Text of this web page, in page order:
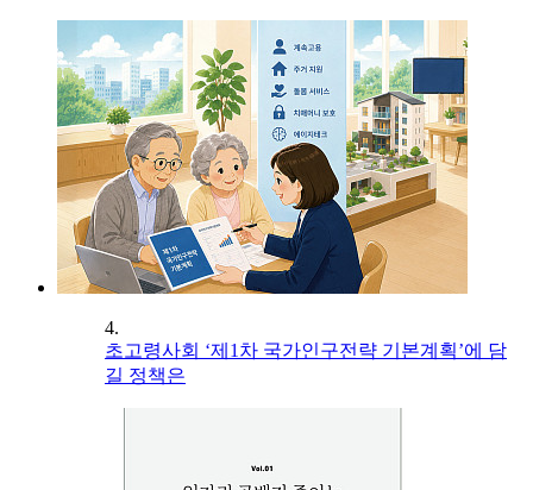
4.
초고령사회 ‘제1차 국가인구전략 기본계획’에 담
길 정책은